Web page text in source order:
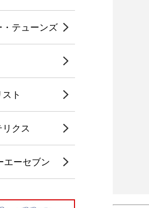
・テューンズ
ト
クス
エーセブン